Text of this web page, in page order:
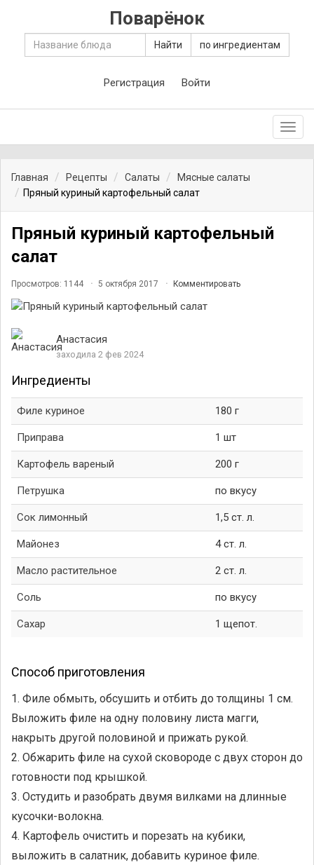
Поварёнок
Найти по ингредиентам
Регистрация Войти
Главная Рецепты Салаты
Мясные салаты
Пряный куриный картофельный салат
Пряный куриный картофельный
салат
Просмотров: 1144 5 октября 2017 Комментировать
Анастасия
заходила 2 фев 2024
Ингредиенты
Филе куриное 180 г
Приправа 1 шт
Картофель вареный 200 г
Петрушка по вкусу
Сок лимонный 1,5 ст. л.
Майонез 4 ст. л.
Масло растительное 2 ст. л.
Соль по вкусу
Сахар 1 щепот.
Способ приготовления
1. Филе обмыть, обсушить и отбить до толщины 1 см.
Выложить филе на одну половину листа магги,
накрыть другой половиной и прижать рукой.
2. Обжарить филе на сухой сковороде с двух сторон до
готовности под крышкой.
3. Остудить и разобрать двумя вилками на длинные
кусочки-волокна.
4. Картофель очистить и порезать на кубики,
выложить в салатник, добавить куриное филе.